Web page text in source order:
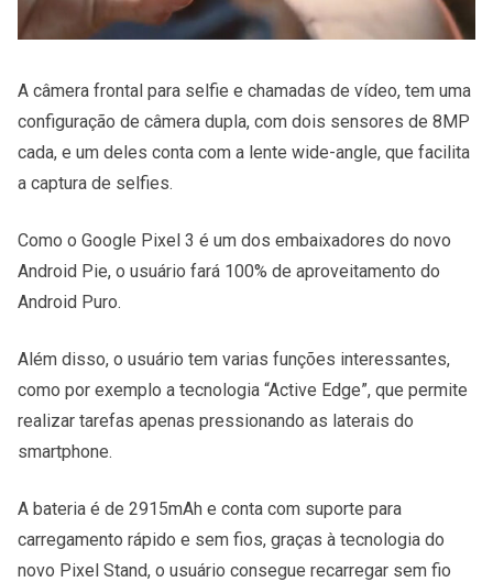
A câmera frontal para selfie e chamadas de vídeo, tem uma
configuração de câmera dupla, com dois sensores de 8MP
cada, e um deles conta com a lente wide-angle, que facilita
a captura de selfies.
Como o Google Pixel 3 é um dos embaixadores do novo
Android Pie, o usuário fará 100% de aproveitamento do
Android Puro.
Além disso, o usuário tem varias funções interessantes,
como por exemplo a tecnologia “Active Edge”, que permite
realizar tarefas apenas pressionando as laterais do
smartphone.
A bateria é de 2915mAh e conta com suporte para
carregamento rápido e sem fios, graças à tecnologia do
novo Pixel Stand, o usuário consegue recarregar sem fio